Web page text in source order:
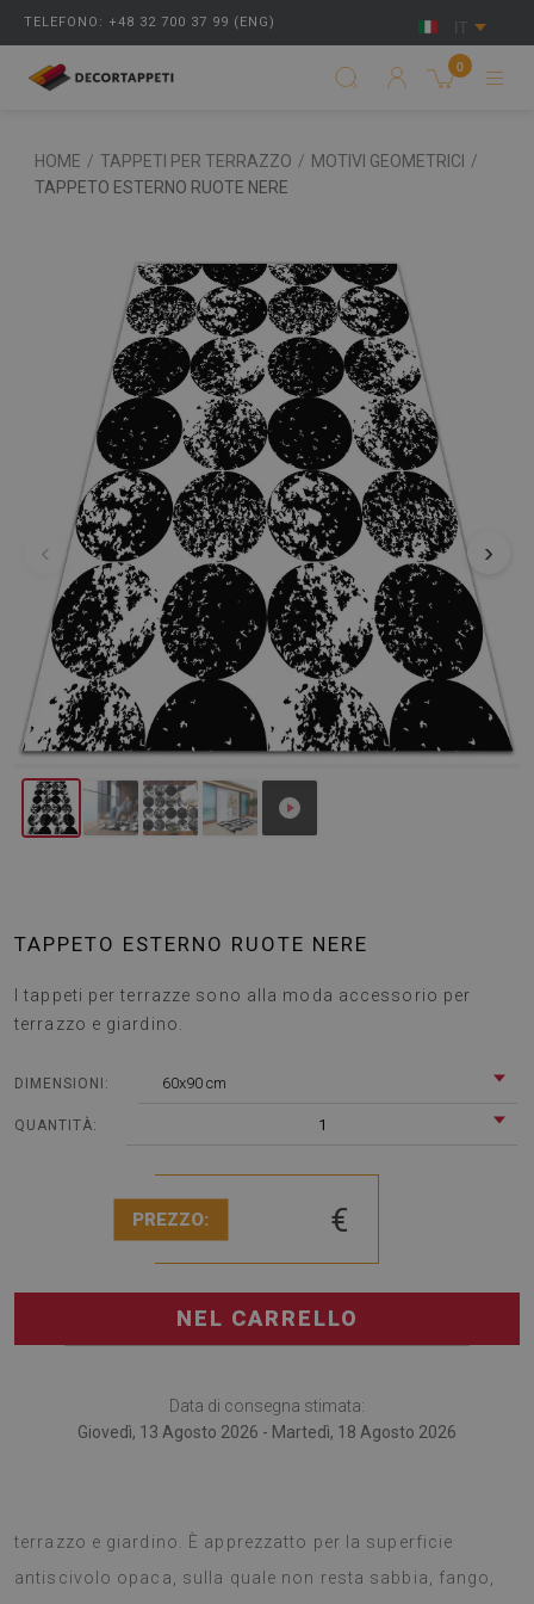
TELEFONO: +48 32 700 37 99 (ENG)
0
HOME / TAPPETI PER TERRAZZO / MOTIVI GEOMETRICI
/
TAPPETO ESTERNO RUOTE NERE
‹ ›
TAPPETO ESTERNO RUOTE NERE
I tappeti per terrazze sono alla moda accessorio per
terrazzo e giardino.
DIMENSIONI: 60x90 cm
QUANTITÀ: 1
PREZZO: €
NEL CARRELLO
Data di consegna stimata:
Giovedì, 13 Agosto 2026 - Martedì, 18 Agosto 2026
terrazzo e giardino. È apprezzatto per la superficie
antiscivolo opaca, sulla quale non resta sabbia, fango,